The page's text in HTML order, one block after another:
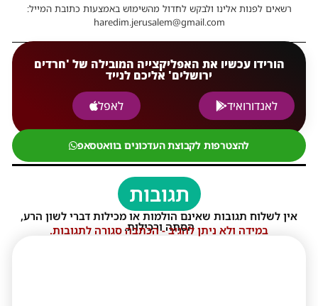
רשאים לפנות אלינו ולבקש לחדול מהשימוש באמצעות כתובת המייל:
haredim.jerusalem@gmail.com
הורידו עכשיו את האפליקצייה המובילה של 'חרדים
ירושלים' אליכם לנייד
לאנדורואיד
לאפל
להצטרפות לקבוצת העדכונים בוואטסאפ
תגובות
אין לשלוח תגובות שאינם הולמות או מכילות דברי לשון הרע,
הסתה ורכילות.
במידה ולא ניתן להגיב - הכתבה סגורה לתגובות.